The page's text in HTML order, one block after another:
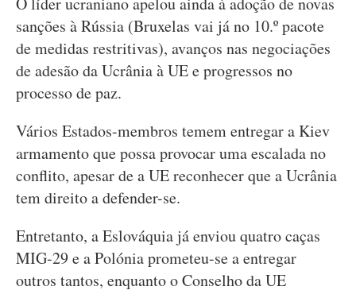
sanções à Rússia (Bruxelas vai já no 10.º pacote
de medidas restritivas), avanços nas negociações
de adesão da Ucrânia à UE e progressos no
processo de paz.
Vários Estados-membros temem entregar a Kiev
armamento que possa provocar uma escalada no
conflito, apesar de a UE reconhecer que a Ucrânia
tem direito a defender-se.
Entretanto, a Eslováquia já enviou quatro caças
MIG-29 e a Polónia prometeu-se a entregar
outros tantos, enquanto o Conselho da UE